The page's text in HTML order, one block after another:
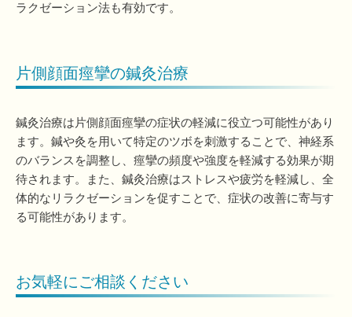
ラクゼーション法も有効です。
片側顔面痙攣の鍼灸治療
鍼灸治療は片側顔面痙攣の症状の軽減に役立つ可能性があり
ます。鍼や灸を用いて特定のツボを刺激することで、神経系
のバランスを調整し、痙攣の頻度や強度を軽減する効果が期
待されます。また、鍼灸治療はストレスや疲労を軽減し、全
体的なリラクゼーションを促すことで、症状の改善に寄与す
る可能性があります。
お気軽にご相談ください